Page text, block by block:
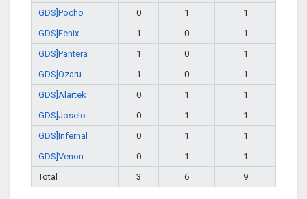
GDS]Pocho 0 1
1
GDS]Fenix
1 0
1
GDS]Pantera
1 0
1
GDS]Ozaru
1 0
1
GDS]Alartek
0 1
1
GDS]Joselo
0 1
1
GDS]Infernal
0 1
1
GDS]Venon
0 1
1
Total
3 6 9